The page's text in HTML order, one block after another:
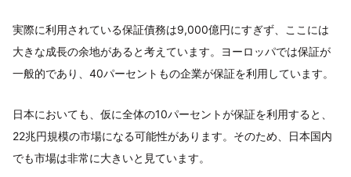
実際に利用されている保証債務は9,000億円にすぎず、ここには
大きな成長の余地があると考えています。ヨーロッパでは保証が
一般的であり、40パーセントもの企業が保証を利用しています。
日本においても、仮に全体の10パーセントが保証を利用すると、
22兆円規模の市場になる可能性があります。そのため、日本国内
でも市場は非常に大きいと見ています。